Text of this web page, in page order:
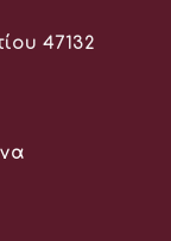
47132